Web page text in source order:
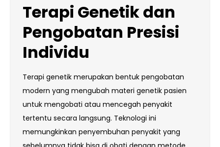
Terapi Genetik dan
Pengobatan Presisi
Individu
Terapi genetik merupakan bentuk pengobatan
modern yang mengubah materi genetik pasien
untuk mengobati atau mencegah penyakit
tertentu secara langsung. Teknologi ini
memungkinkan penyembuhan penyakit yang